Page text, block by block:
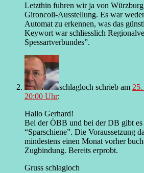
Letzthin fuhren wir ja von
Gironcoli-Ausstellung. Es war
Automat zu erkennen, was das
Keywort war schliesslich
Spessartverbundes”.
schlagloch schrieb am
20:00 Uhr:
Hallo Gerhard!
Bei der ÖBB und bei der DB gibt es
“Sparschiene”. Die Voraussetzung
mindestens einen Monat vorher
Zugbindung. Bereits erprobt.
Gruss schlagloch